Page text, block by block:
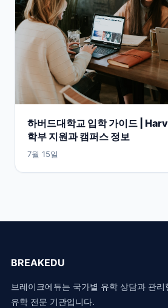
하버드대학교 입학 가이드 |
학부 지원과 캠퍼스 정보
7월 15일
BREAKEDU
브레이크에듀는 국가별 유학 상담과 관
유학 전문 기관입니다.